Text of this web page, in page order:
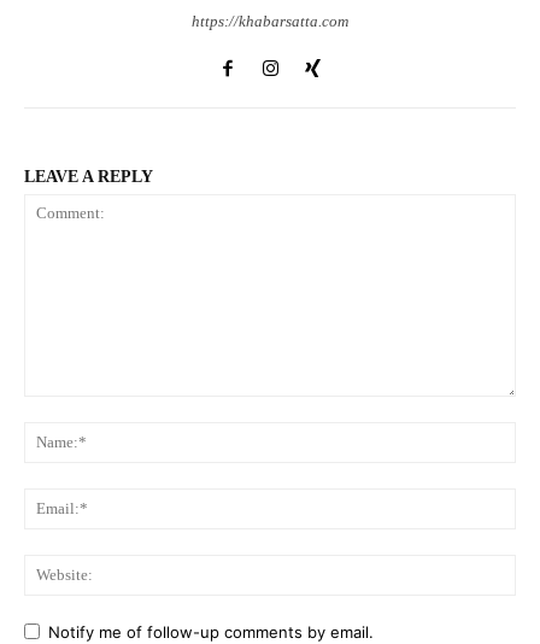
https://khabarsatta.com
LEAVE A REPLY
Notify me of follow-up comments by email.